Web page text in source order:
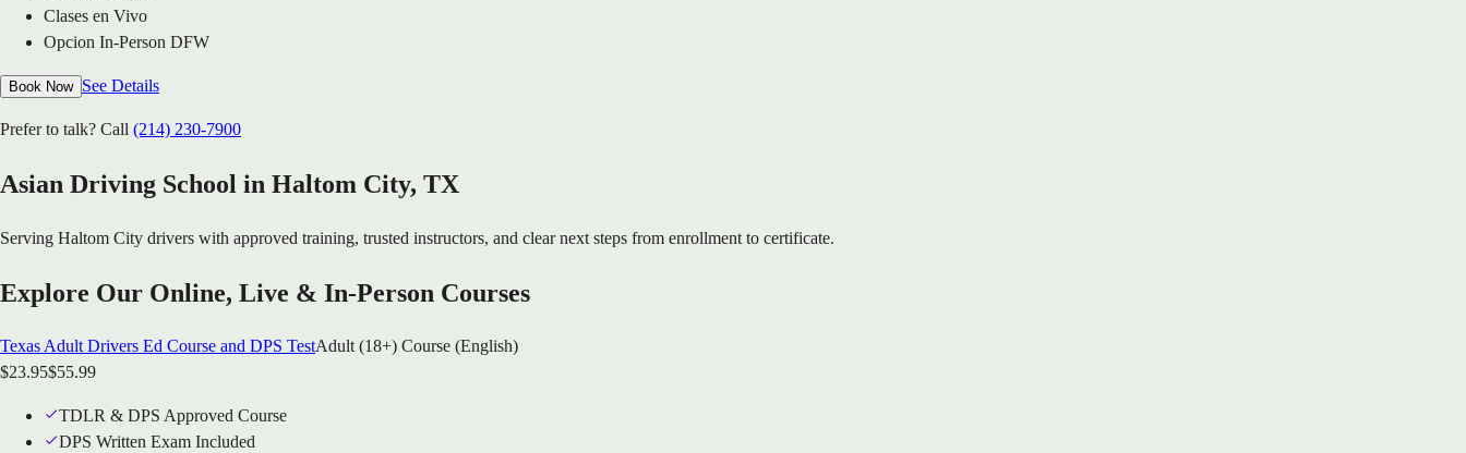
Clases en Vivo
Opcion In-Person DFW
Book Now See Details
Prefer to talk? Call (214) 230-7900
Asian Driving School in Haltom City, TX
Serving Haltom City drivers with approved training, trusted instructors, and clear next steps from enrollment to certificate.
Explore Our Online, Live & In-Person Courses
Texas Adult Drivers Ed Course and DPS TestAdult (18+) Course (English)
$23.95$55.99
TDLR & DPS Approved Course
DPS Written Exam Included